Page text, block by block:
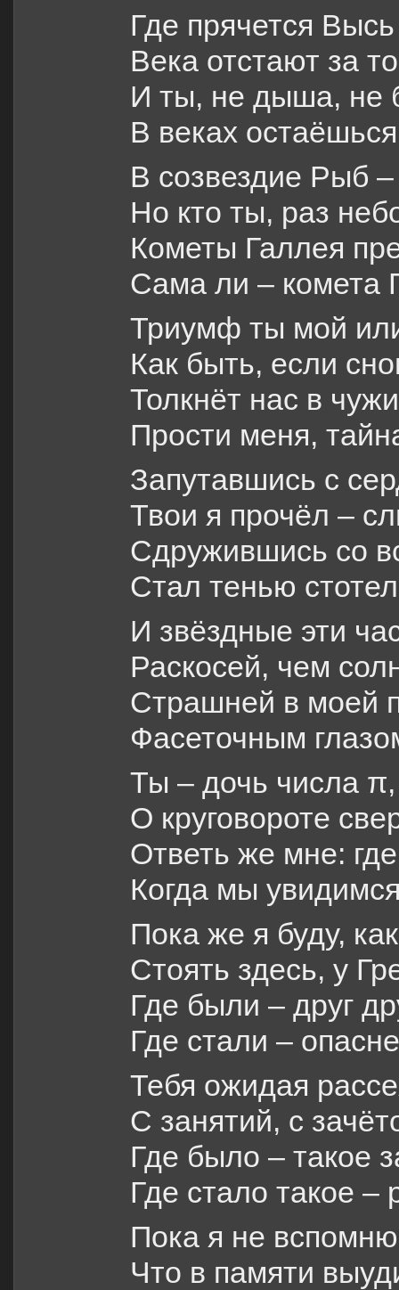
Где прячется
Века отстают за
И ты, не дыша, не
В веках
В созвездие Рыб
Но кто ты, раз
Кометы Галлея
Сама ли – комета
Триумф ты мой
Как быть, если
Толкнёт нас в
Прости меня,
Запутавшись с
Твои я прочёл –
Сдружившись со
Стал тенью
И звёздные эти
Раскосей, чем
Страшней в моей
Фасеточным
Ты – дочь числа
О круговороте
Ответь же мне:
Когда мы
Пока же я буду,
Стоять здесь, у
Где были – друг
Где стали –
Тебя ожидая
С занятий, с
Где было – такое
Где стало такое –
Пока я не
Что в памяти